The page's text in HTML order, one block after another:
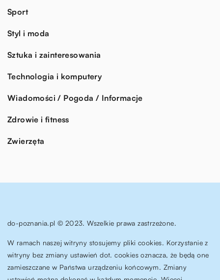
Sport
Styl i moda
Sztuka i zainteresowania
Technologia i komputery
Wiadomości / Pogoda / Informacje
Zdrowie i fitness
Zwierzęta
do-poznania.pl © 2023. Wszelkie prawa zastrzeżone.
W ramach naszej witryny stosujemy pliki cookies. Korzystanie z
witryny bez zmiany ustawień dot. cookies oznacza, że będą one
zamieszczane w Państwa urządzeniu końcowym. Zmiany